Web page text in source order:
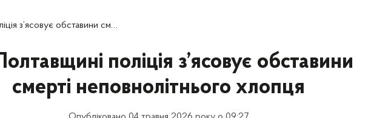
обставини смерті неповнолітнього хлопця
поліція з’ясовує обставини
смерті неповнолітнього хлопця